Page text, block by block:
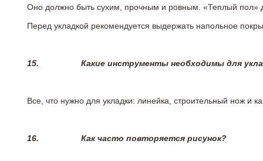
Оно должно быть сухим, прочным и ровным. «Теплый пол»
Перед укладкой рекомендуется выдержать напольное
15. Какие инструменты необходимы для
Все, что нужно для укладки: линейка, строительный нож и
16. Как часто повторяется рисунок?